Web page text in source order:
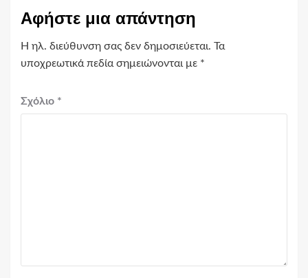
Αφήστε μια απάντηση
Η ηλ. διεύθυνση σας δεν δημοσιεύεται. Τα
υποχρεωτικά πεδία σημειώνονται με *
Σχόλιο *